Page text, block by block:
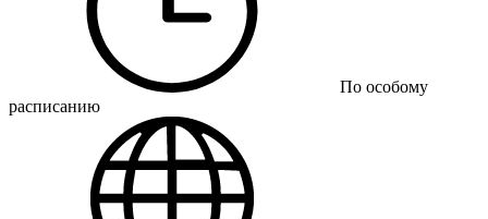
По особому
расписанию